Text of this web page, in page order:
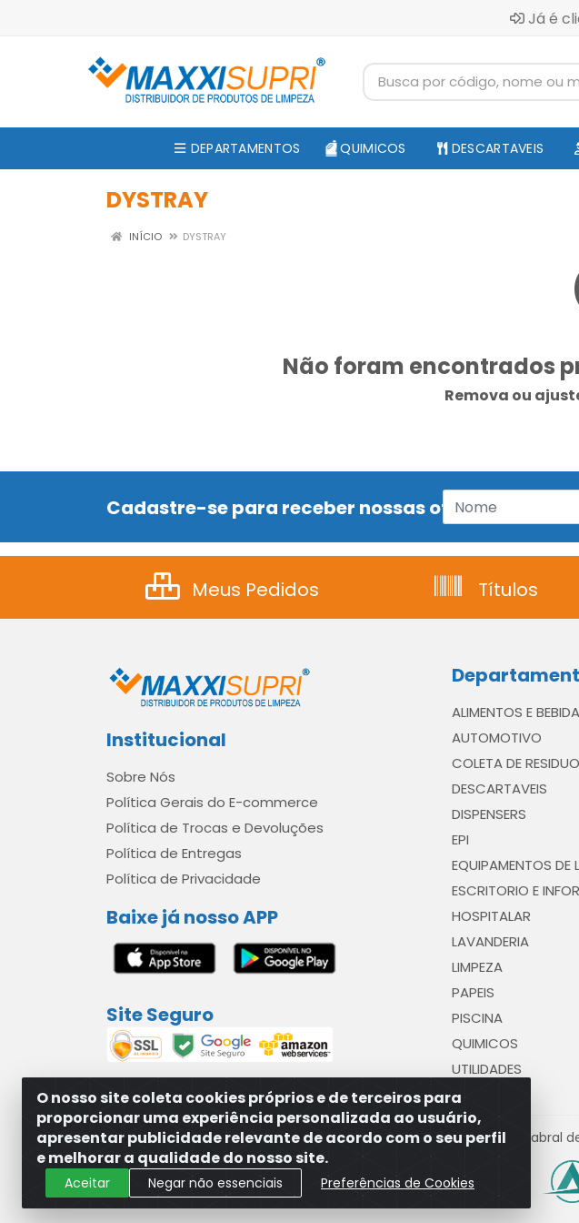
Já é
DEPARTAMENTOS QUIMICOS DESCARTAVEIS
DYSTRAY
INÍCIO DYSTRAY
Não foram encontrados
Remova ou
O nosso site coleta cookies próprios e de terceiros para
proporcionar uma experiência personalizada ao usuário,
apresentar publicidade relevante de acordo com o seu perfil
e melhorar a qualidade do nosso site.
Aceitar Negar não essenciais Preferências de Cookies
Cadastre-se para receber nossas ofertas!
Meus Pedidos Títulos
Institucional
Sobre Nós
Política Gerais do E-commerce
Política de Trocas e Devoluções
Política de Entregas
Política de Privacidade
Baixe já nosso APP
Site Seguro
ALIMENTOS E
AUTOMOTIVO
COLETA DE
DESCARTAVEIS
DISPENSERS
EPI
EQUIPAMENTOS DE
ESCRITORIO E
HOSPITALAR
LAVANDERIA
LIMPEZA
PAPEIS
PISCINA
QUIMICOS
UTILIDADES
MAXXISUPRI COMÉRCIO DE SANEANTES LTDA - Avenida Antônio